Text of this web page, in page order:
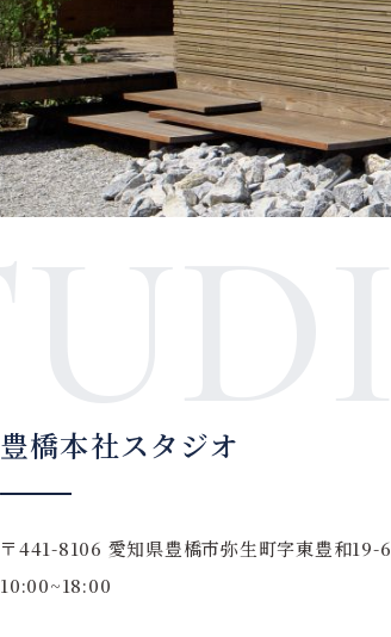
豊橋本社スタジオ
〒441-8106 愛知県豊橋市弥生町字東豊和19-6
10:00~18:00